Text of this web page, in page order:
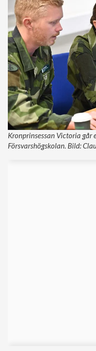
Kronprinsessan Victoria går
Försvarshögskolan. Bild: